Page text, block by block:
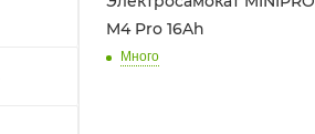
M4 Pro 16Ah
Много